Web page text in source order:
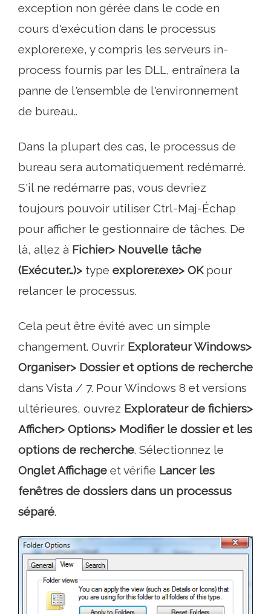
exception non gérée dans le code en
cours d'exécution dans le processus
explorer.exe, y compris les serveurs in-
process fournis par les DLL, entraînera la
panne de l'ensemble de l'environnement
de bureau..
Dans la plupart des cas, le processus de
bureau sera automatiquement redémarré.
S'il ne redémarre pas, vous devriez
toujours pouvoir utiliser Ctrl-Maj-Échap
pour afficher le gestionnaire de tâches. De
là, allez à Fichier> Nouvelle tâche
(Exécuter…)> type explorer.exe> ​​OKpour
relancer le processus.
Cela peut être évité avec un simple
changement. Ouvrir Explorateur Windows>
Organiser> Dossier et options de recherche
dans Vista / 7. Pour Windows 8 et versions
ultérieures, ouvrez Explorateur de fichiers>
Afficher> Options> Modifier le dossier et les
options de recherche. Sélectionnez le
Onglet Affichage et vérifie Lancer les
fenêtres de dossiers dans un processus
séparé.